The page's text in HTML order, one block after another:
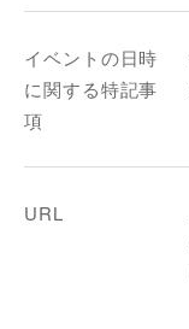
イベントの日時
に関する特記事
項
URL